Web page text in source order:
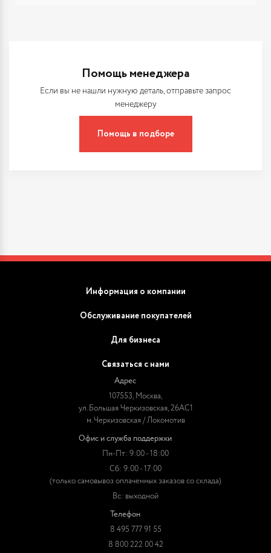
Помощь менеджера
Если вы не нашли нужную деталь, отправьте запрос
менеджеру
Помощь в подборе
Информация о компании
Обслуживание покупателей
Для бизнеса
Связаться с нами
Адрес
107553, Москва,
ул. Большая Черкизовская, 26АС1
м. Черкизовская / Локомотив
Офис и служба поддержки
Пн-Пт: 9:00 - 18:00
Сб: 9:00 - 17:00
(только самовывоз оплаченных заказов со склада)
Вс: выходной
Телефон
8 495 777 91 55
8 800 222 00 42